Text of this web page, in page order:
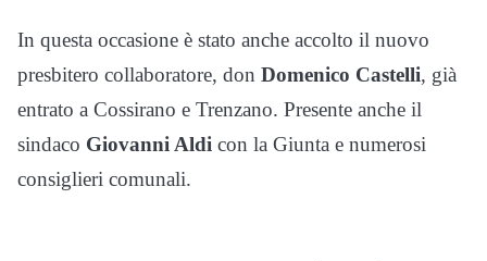
In questa occasione è stato anche accolto il nuovo
presbitero collaboratore, don Domenico Castelli, già
entrato a Cossirano e Trenzano. Presente anche il
sindaco Giovanni Aldi con la Giunta e numerosi
consiglieri comunali.